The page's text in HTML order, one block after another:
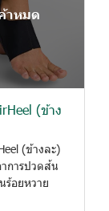
าหมด
(ข้าง
(ข้างละ)
การปวดส้น
ร้อยหวาย